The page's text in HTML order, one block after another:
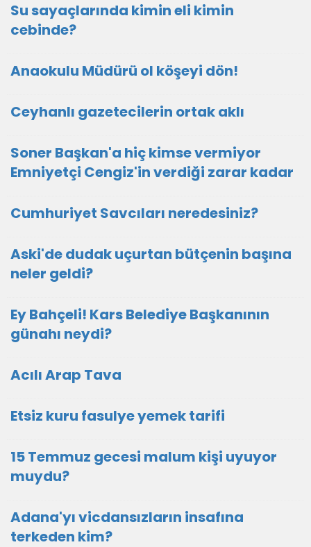
Su sayaçlarında kimin eli kimin
cebinde?
Anaokulu Müdürü ol köşeyi dön!
Ceyhanlı gazetecilerin ortak aklı
Soner Başkan'a hiç kimse vermiyor
Emniyetçi Cengiz'in verdiği zarar kadar
Cumhuriyet Savcıları neredesiniz?
Aski'de dudak uçurtan bütçenin başına
neler geldi?
Ey Bahçeli! Kars Belediye Başkanının
günahı neydi?
Acılı Arap Tava
Etsiz kuru fasulye yemek tarifi
15 Temmuz gecesi malum kişi uyuyor
muydu?
Adana'yı vicdansızların insafına
terkeden kim?